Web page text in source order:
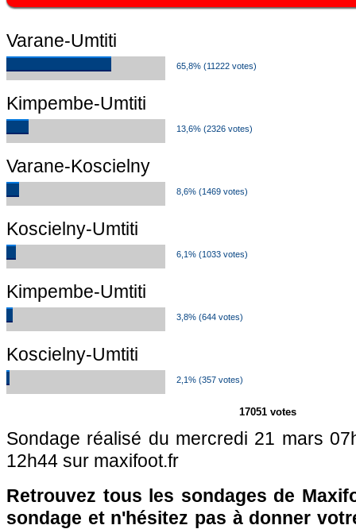
Varane-Umtiti
65,8% (11222 votes)
Kimpembe-Umtiti
13,6% (2326 votes)
Varane-Koscielny
8,6% (1469 votes)
Koscielny-Umtiti
6,1% (1033 votes)
Kimpembe-Umtiti
3,8% (644 votes)
Koscielny-Umtiti
2,1% (357 votes)
17051 votes
Sondage réalisé du mercredi 21 mars
12h44 sur maxifoot.fr
Retrouvez tous les sondages de
sondage et n'hésitez pas à donner